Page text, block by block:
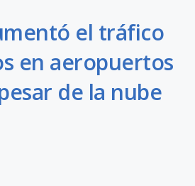
el tráfico
en aeropuertos
de la nube